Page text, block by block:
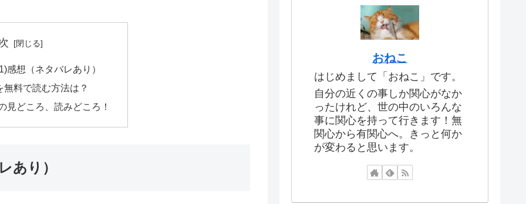
感想（ネタバレあり）
料で読む方法は？
見どころ、読みどころ！
あり）
おねこ
はじめまして「おねこ」です。
自分の近くの事しか関心がなか
ったけれど、世の中のいろんな
事に関心を持って行きます！無
関心から有関心へ。きっと何か
が変わると思います。